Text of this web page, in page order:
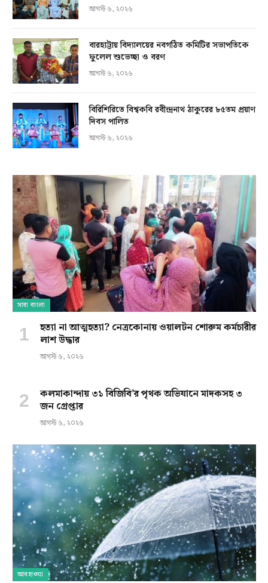
আগস্ট ৬, ২০২৬
বারহাট্টায় বিদ্যালয়ের নবগঠিত কমিটির সভাপতিকে
ফুলেল শুভেচ্ছা ও বরণ
আগস্ট ৬, ২০২৬
বিরিশিরিতে বিশ্বকবি রবীন্দ্রনাথ ঠাকুরের ৮৫তম প্রয়াণ
দিবস পালিত
আগস্ট ৬, ২০২৬
সারা বাংলা
হত্যা না আত্মহত্যা? নেত্রকোনায় ওয়ালটন শোরুম কর্মচারীর
লাশ উদ্ধার
আগস্ট ৬, ২০২৬
কলমাকান্দায় ৩১ বিজিবি’র পৃথক অভিযানে মাদকসহ ৩
জন গ্রেপ্তার
আগস্ট ৬, ২০২৬
আবহাওয়া